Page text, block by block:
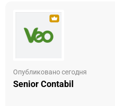
Опубликовано сегодня
Senior Contabil